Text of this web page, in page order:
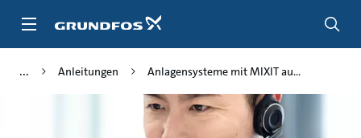
Inhalt
Anleitungen Anlagensysteme mit MIXIT au...